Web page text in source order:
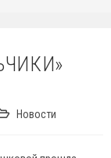
Новости